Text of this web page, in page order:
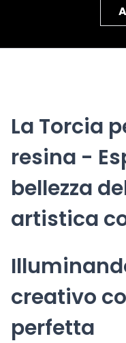
La Torcia
resina -
bellezza
artistica
creativo
perfetta